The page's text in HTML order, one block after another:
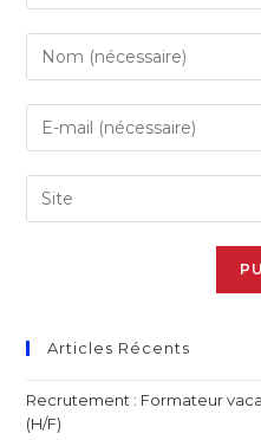
Articles Récents
Recrutement : Formateur
(H/F)